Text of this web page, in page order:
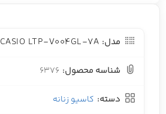
مدل: CASIO LTP-V004GL-7A
شناسه محصول: 6376
دسته: کاسیو زنانه